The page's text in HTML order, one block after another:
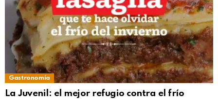
Gastronomía
La Juvenil: el mejor refugio contra el frío